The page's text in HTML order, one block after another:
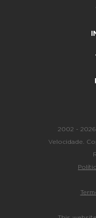
2002 - 2026
Velocidade.